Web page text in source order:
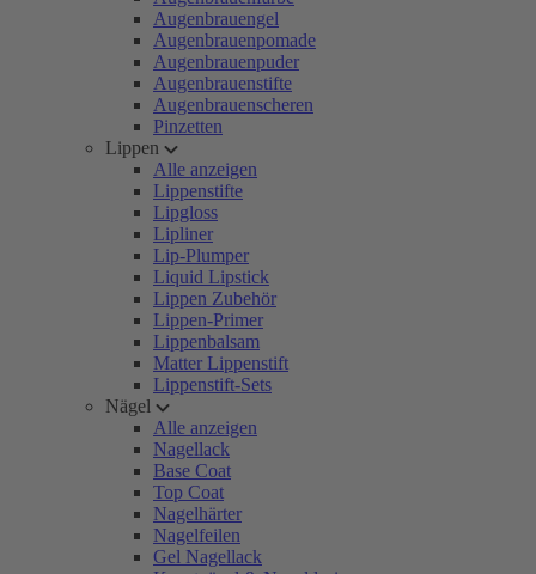
Augenbrauengel
Augenbrauenpomade
Augenbrauenpuder
Augenbrauenstifte
Augenbrauenscheren
Pinzetten
Lippen
Alle anzeigen
Lippenstifte
Lipgloss
Lipliner
Lip-Plumper
Liquid Lipstick
Lippen Zubehör
Lippen-Primer
Lippenbalsam
Matter Lippenstift
Lippenstift-Sets
Nägel
Alle anzeigen
Nagellack
Base Coat
Top Coat
Nagelhärter
Nagelfeilen
Gel Nagellack